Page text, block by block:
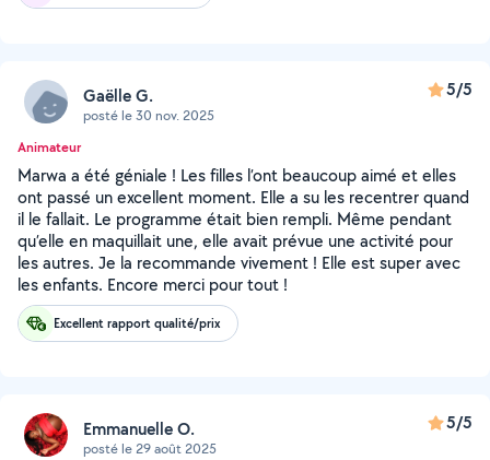
Gaëlle G.
posté le 30 nov. 2025
5/5
Animateur
Marwa a été géniale ! Les filles l’ont beaucoup aimé et elles
ont passé un excellent moment. Elle a su les recentrer quand
il le fallait. Le programme était bien rempli. Même pendant
qu’elle en maquillait une, elle avait prévue une activité pour
les autres. Je la recommande vivement ! Elle est super avec
les enfants. Encore merci pour tout !
Excellent rapport qualité/prix
Emmanuelle O.
posté le 29 août 2025
5/5